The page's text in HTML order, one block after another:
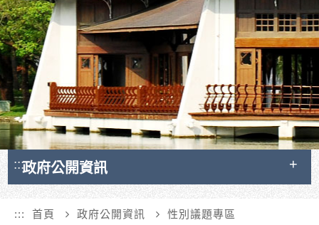
:::政府公開資訊
::: 首頁 政府公開資訊 性別議題專區
搜
尋